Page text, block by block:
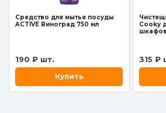
Средство для мытья посуды
ACTIVE Виноград 750 мл
190 ₽ шт.
Купить
Cooky
315 ₽